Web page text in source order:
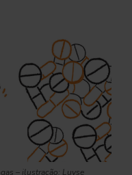
– ilustração: Luyse